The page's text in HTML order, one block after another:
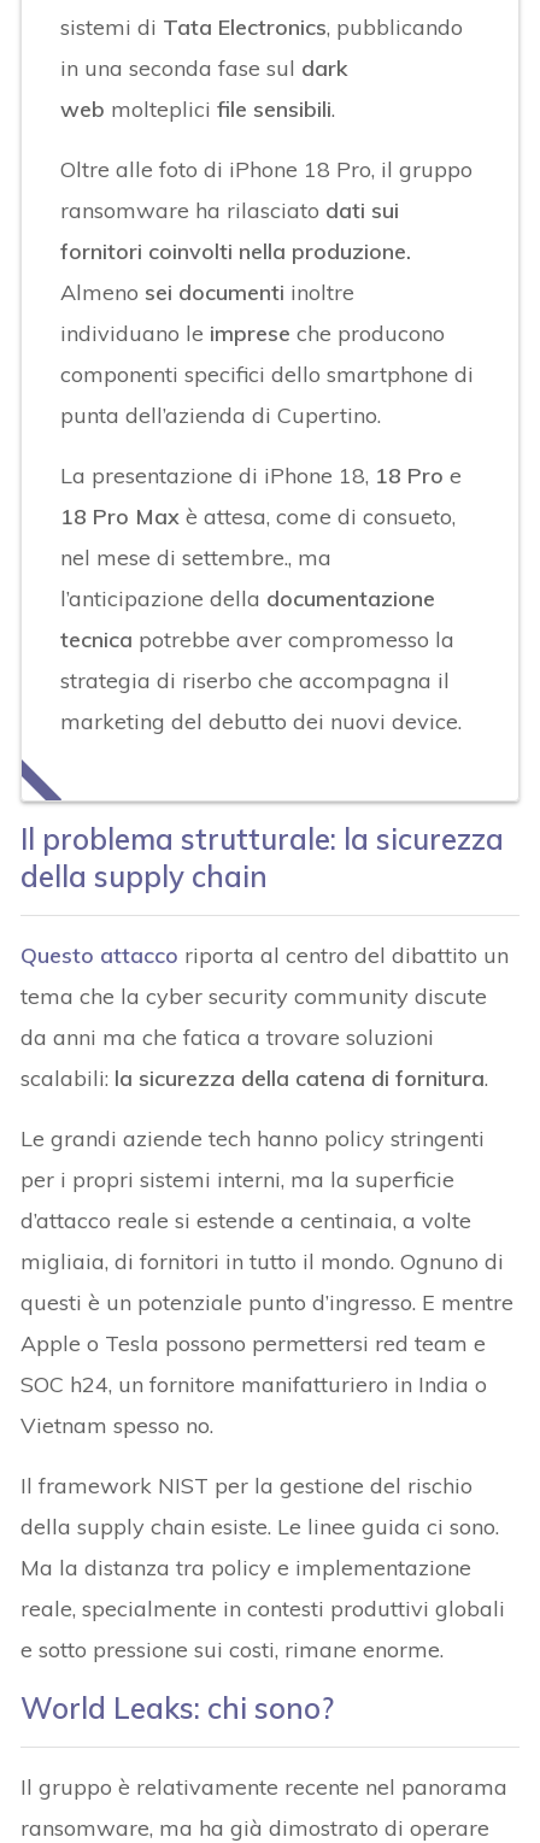
sistemi di Tata Electronics, pubblicando
in una seconda fase sul dark
web molteplicifile sensibili.
Oltre alle foto di iPhone 18 Pro, il gruppo
ransomware ha rilasciato dati sui
fornitori coinvolti nella produzione.
Almeno sei documenti inoltre
individuano le impreseche producono
componenti specifici dello smartphone di
punta dell’azienda di Cupertino.
La presentazione di iPhone 18, 18 Pro e
18 Pro Max è attesa, come di consueto,
nel mese di settembre., ma
l’anticipazione della documentazione
tecnica potrebbe aver compromesso la
strategia di riserbo che accompagna il
marketing del debutto dei nuovi device.
Il problema strutturale: la sicurezza
della supply chain
Questo attacco riporta al centro del dibattito un
tema che la cyber security community discute
da anni ma che fatica a trovare soluzioni
scalabili: la sicurezza della catena di fornitura.
Le grandi aziende tech hanno policy stringenti
per i propri sistemi interni, ma la superficie
d’attacco reale si estende a centinaia, a volte
migliaia, di fornitori in tutto il mondo. Ognuno di
questi è un potenziale punto d’ingresso. E mentre
Apple o Tesla possono permettersi red team e
SOC h24, un fornitore manifatturiero in India o
Vietnam spesso no.
Il framework NIST per la gestione del rischio
della supply chain esiste. Le linee guida ci sono.
Ma la distanza tra policy e implementazione
reale, specialmente in contesti produttivi globali
e sotto pressione sui costi, rimane enorme.
World Leaks: chi sono?
Il gruppo è relativamente recente nel panorama
ransomware, ma ha già dimostrato di operare